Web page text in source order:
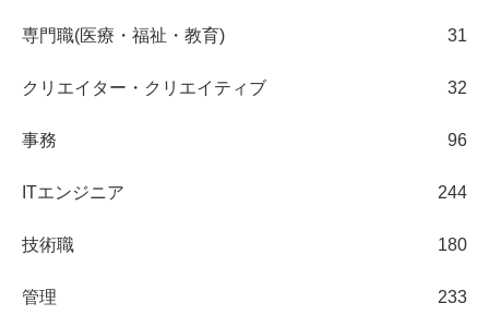
専門職(医療・福祉・教育) 31
クリエイター・クリエイティブ 32
事務 96
ITエンジニア 244
技術職 180
管理 233